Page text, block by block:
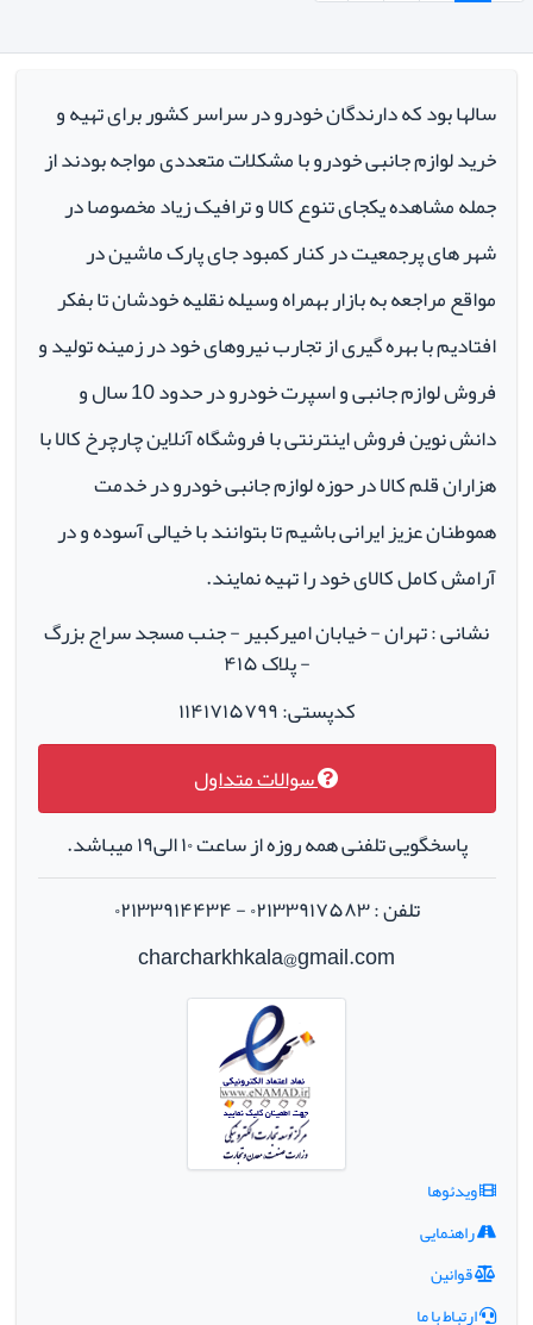
سالها بود که دارندگان خودرو در سراسر کشور برای تهیه و
خرید لوازم جانبی خودرو با مشکلات متعددی مواجه بودند از
جمله مشاهده یکجای تنوع کالا و ترافیک زیاد مخصوصا در
شهر های پرجمعیت در کنار کمبود جای پارک ماشین در
مواقع مراجعه به بازار بهمراه وسیله نقلیه خودشان تا بفکر
افتادیم با بهره گیری از تجارب نیروهای خود در زمینه تولید و
فروش لوازم جانبی و اسپرت خودرو در حدود 10 سال و
دانش نوین فروش اینترنتی با فروشگاه آنلاین چارچرخ کالا با
هزاران قلم کالا در حوزه لوازم جانبی خودرو در خدمت
هموطنان عزیز ایرانی باشیم تا بتوانند با خیالی آسوده و در
آرامش کامل کالای خود را تهیه نمایند.
نشانی : تهران - خیابان امیرکبیر - جنب مسجد سراج بزرگ
- پلاک ۴۱۵
کدپستی: ۱۱۴۱۷۱۵۷۹۹
سوالات متداول
پاسخگویی تلفنی همه روزه از ساعت ۱۰ الی۱۹ میباشد.
تلفن : ۰۲۱۳۳۹۱۷۵۸۳ - ۰۲۱۳۳۹۱۴۴۳۴
charcharkhkala@gmail.com
ویدئوها
راهنمایی
قوانین
ارتباط با ما